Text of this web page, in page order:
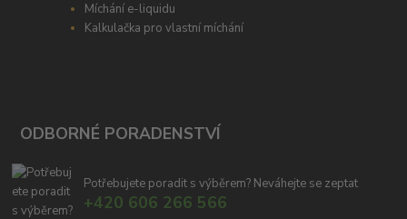
Míchání e-liquidu
Kalkulačka pro vlastní míchání
ODBORNÉ PORADENSTVÍ
Potřebujete poradit s výběrem? Neváhejte se zeptat
+420 606 266 566